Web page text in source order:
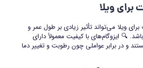
برای ویلا
برای ویلا می‌تواند تأثیر زیادی بر طول عمر و
🔍 ایزوگام‌های با کیفیت معمولاً دارای
و در برابر عواملی چون رطوبت و تغییر دما